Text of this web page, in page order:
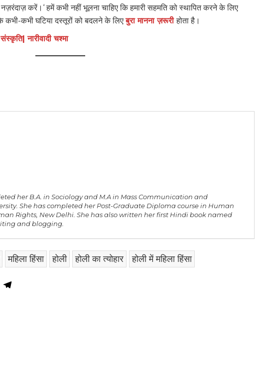
करें।‘ हमें कभी नहीं भूलना चाहिए कि हमारी सहमति को स्थापित करने के लिए
कभी-कभी घटिया दस्तूरों को बदलने के लिएबुरा मानना ज़रूरीहोता है।
नारीवादी चश्मा
her B.A. in Sociology and M.A in Mass Communication and
She has completed her Post-Graduate Diploma course in Human
Rights, New Delhi. She has also written her first Hindi book named
and blogging.
महिला हिंसा होली होली का त्योहार होली में महिला हिंसा
LinkedIn